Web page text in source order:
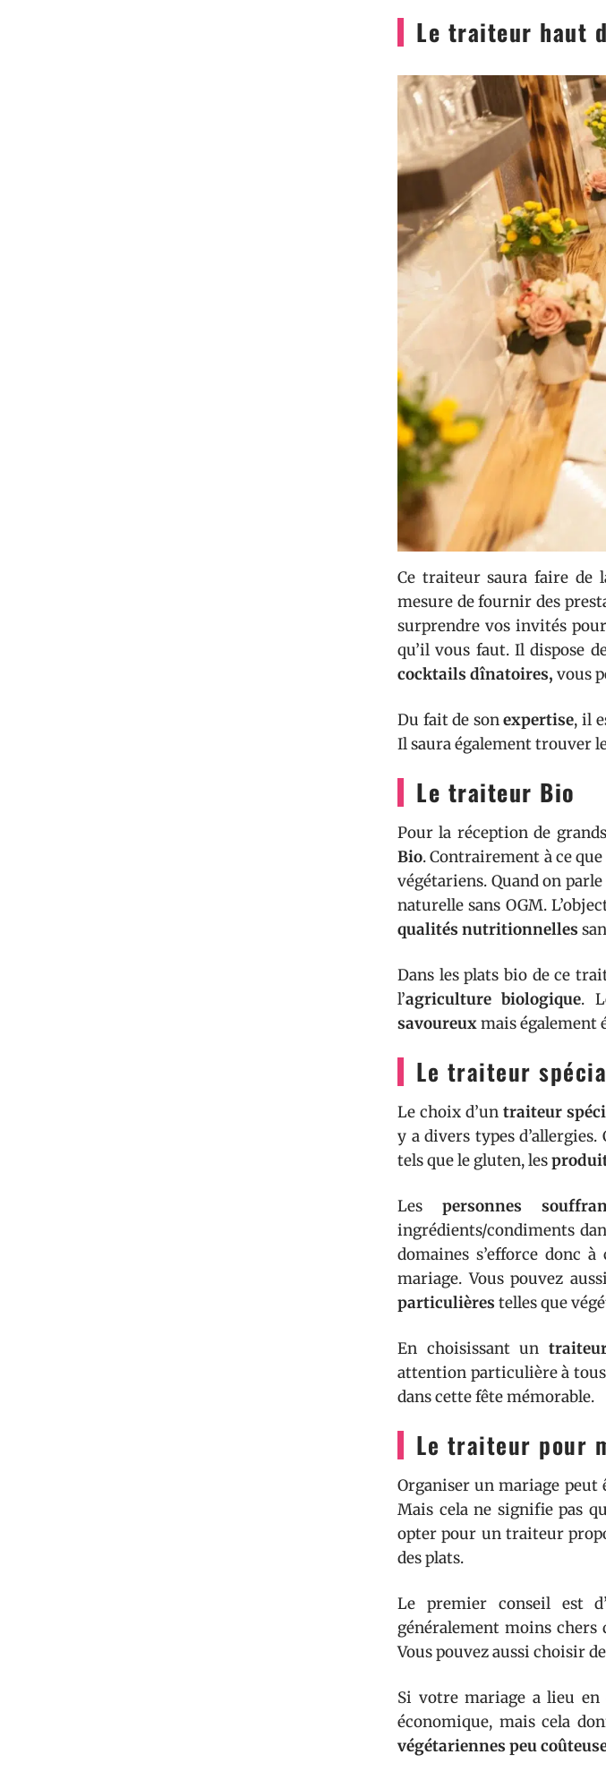
Le traiteur haut
Ce traiteur saura faire de
mesure de fournir des
surprendre vos invités
qu’il vous faut. Il dispose
cocktails dînatoires, vous
Du fait de sonexpertise, il
Il saura également trouver
Le traiteur Bio
Pour la réception de
Bio. Contrairement à ce
végétariens. Quand on parle
naturelle sans OGM.
qualités nutritionnelles
Dans les plats bio de ce
l’agriculture biologique.
savoureuxmais également
Le traiteur
Le choix d’un traiteur
y a divers types
tels que le gluten, les
Les personnes
ingrédients/condiments
domaines s’efforce donc
mariage. Vous pouvez
particulières telles que
En choisissant un
attention particulière à tous
dans cette fête mémorable.
Le traiteur pour
Organiser un mariage
Mais cela ne signifie pas
opter pour un traiteur
des plats.
Le premier conseil est
généralement moins chers
Vous pouvez aussi choisir
Si votre mariage a lieu en
économique, mais cela
végétariennes peu